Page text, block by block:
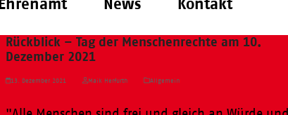
Ehrenamt News Kontakt
Rückblick – Tag der Menschenrechte am 10.
Dezember 2021
13. Dezember 2021 Maik Herfurth Allgemein